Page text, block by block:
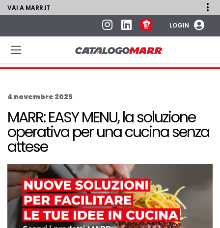
VAI A MARR.IT
LOGIN
4 novembre 2025
MARR: EASY MENU, la soluzione
operativa per una cucina senza
attese